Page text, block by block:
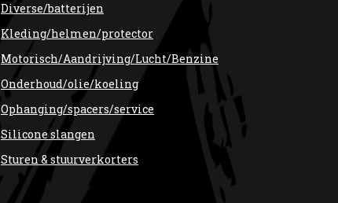
Diverse/batterijen
Kleding/helmen/protector
Motorisch/Aandrijving/Lucht/Benzine
Onderhoud/olie/koeling
Ophanging/spacers/service
Silicone slangen
Sturen & stuurverkorters